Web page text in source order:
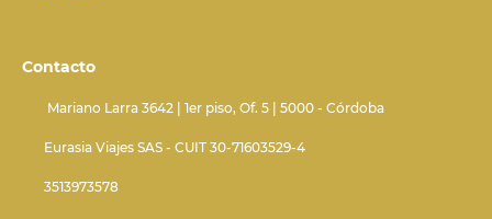
Contacto
Mariano Larra 3642 | 1er piso, Of. 5 | 5000 - Córdoba
Eurasia Viajes SAS - CUIT 30-71603529-4
3513973578